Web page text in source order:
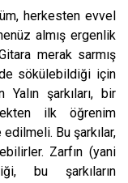
herkesten evvel
almış ergenlik
merak sarmış
sökülebildiği için
Yalın şarkıları, bir
ilk öğrenim
edilmeli. Bu şarkılar,
Zarfın (yani
bu şarkıların